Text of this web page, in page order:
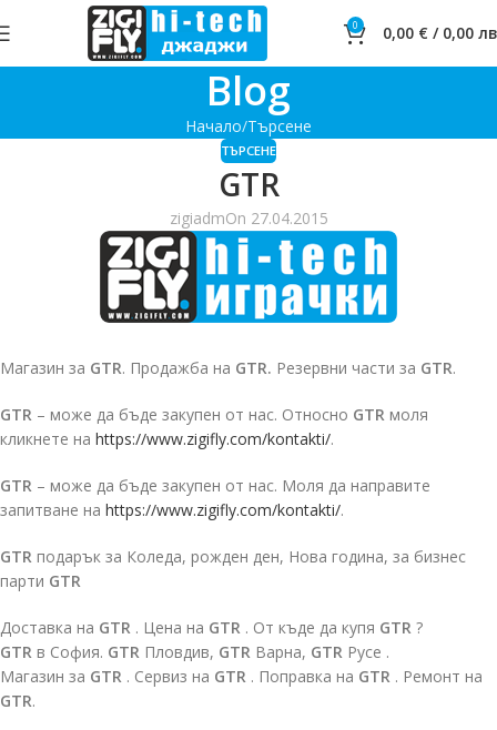
0 0,00 € / 0,00
Blog
Начало Търсене
ТЪРСЕНЕ
GTR
zigiadmOn 27.04.2015
Магазин за GTR. Продажба на GTR. Резервни части за GTR.
GTR – може да бъде закупен от нас. Относно GTR моля
кликнете на https://www.zigifly.com/kontakti/.
GTR – може да бъде закупен от нас. Моля да направите
запитване на https://www.zigifly.com/kontakti/.
GTR подарък за Коледа, рожден ден, Нова година, за бизнес
парти GTR
Доставка на GTR . Цена на GTR . От къде да купя GTR ?
GTR в София. GTR Пловдив, GTR Варна, GTR Русе .
Магазин за GTR . Сервиз на GTR . Поправка на GTR . Ремонт на
GTR.